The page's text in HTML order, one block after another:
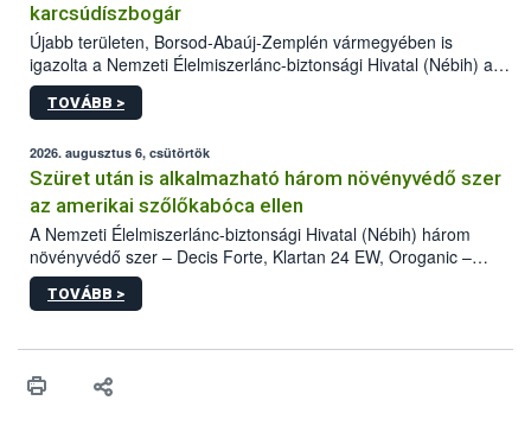
karcsúdíszbogár
Újabb területen, Borsod-Abaúj-Zemplén vármegyében is
igazolta a Nemzeti Élelmiszerlánc-biztonsági Hivatal (Nébih) a
kőrisrontó karcsúdíszbogár (Agrilus planipennis) jelenlétét. A
kártevőt nem csak színcsapdában találták meg, de már fertőzött
az intenzív felderítést, emellett az intézkedéseket a szlovák
hatósággal is összehangolják a terjedés megállítása érdekében.
TOVÁBB >
2026. augusztus 6, csütörtök
Szüret után is alkalmazható három növényvédő szer
az amerikai szőlőkabóca ellen
A Nemzeti Élelmiszerlánc-biztonsági Hivatal (Nébih) három
növényvédő szer – Decis Forte, Klartan 24 EW, Oroganic –
engedélyokiratát módosította, így azok a szüretet követően,
egészen a vesszőérettség (BBCH 91) stádiumáig
érésű szőlőkben is legyen lehetőség a károsító elleni további
felhasználók számára is elérhető és ökológiai termesztésben is
TOVÁBB >